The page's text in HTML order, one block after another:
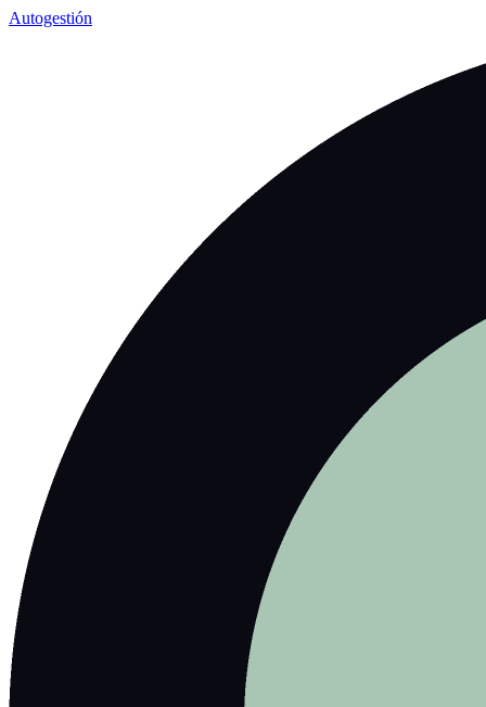
Autogestión